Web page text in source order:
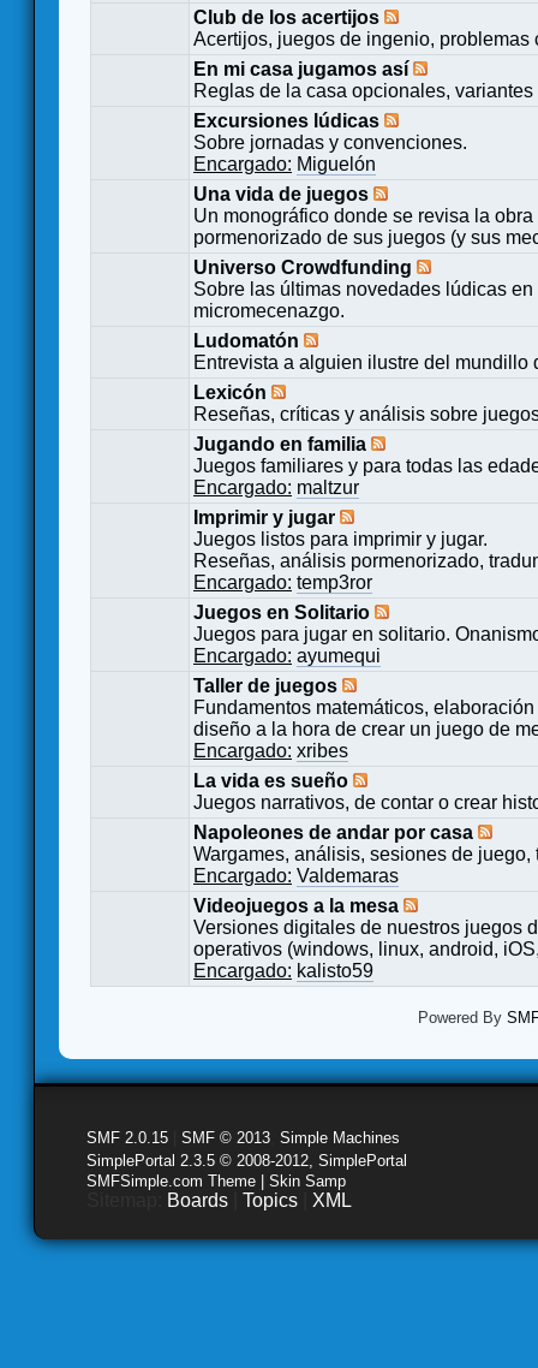
Club de los acertijos
Acertijos, juegos de ingenio,
En mi casa jugamos así
Reglas de la casa opcionales,
Excursiones lúdicas
Sobre jornadas y convenciones.
Encargado: Miguelón
Una vida de juegos
Un monográfico donde se revisa la
pormenorizado de sus juegos (y sus
Universo Crowdfunding
Sobre las últimas novedades lúdicas
micromecenazgo.
Ludomatón
Entrevista a alguien ilustre del mundillo
Lexicón
Reseñas, críticas y análisis sobre
Jugando en familia
Juegos familiares y para todas las
Encargado: maltzur
Imprimir y jugar
Juegos listos para imprimir y jugar.
Reseñas, análisis pormenorizado,
Encargado: temp3ror
Juegos en Solitario
Juegos para jugar en solitario.
Encargado: ayumequi
Taller de juegos
Fundamentos matemáticos,
diseño a la hora de crear un juego de
Encargado: xribes
La vida es sueño
Juegos narrativos, de contar o crear
Napoleones de andar por casa
Wargames, análisis, sesiones de
Encargado: Valdemaras
Videojuegos a la mesa
Versiones digitales de nuestros juegos
operativos (windows, linux, android,
Encargado: kalisto59
Powered By
SMF 2.0.15 SMF © 2013 Simple Machines
SimplePortal 2.3.5 © 2008-2012, SimplePortal
SMFSimple.com Theme | Skin Samp
Boards Topics XML